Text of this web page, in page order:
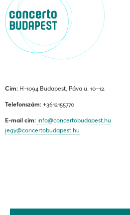
Cím: H-1094 Budapest, Páva u. 10–12.
Telefonszám: +3612155770
E-mail cím: info@concertobudapest.hu
jegy@concertobudapest.hu